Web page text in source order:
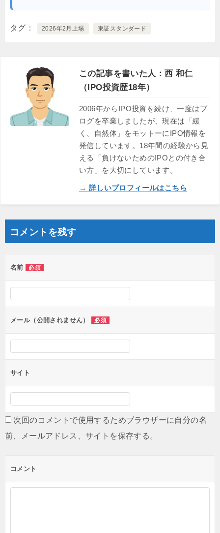
タグ 2026年2月上場 東証スタンダード
この記事を書いた人：西 和仁
（IPO投資歴18年）
2006年からIPO投資を続け、一度はブ
ログを卒業しましたが、現在は「緩
く、自然体」をモットーにIPO情報を
発信しています。18年間の経験から見
える「負けないためのIPOとの付き合
い方」を大切にしています。
→ 詳しいプロフィールはこちら
コメントを残す
名前 必須
メール（公開されません） 必須
サイト
次回のコメントで使用するためブラウザーに自分の名
前、メールアドレス、サイトを保存する。
コメント